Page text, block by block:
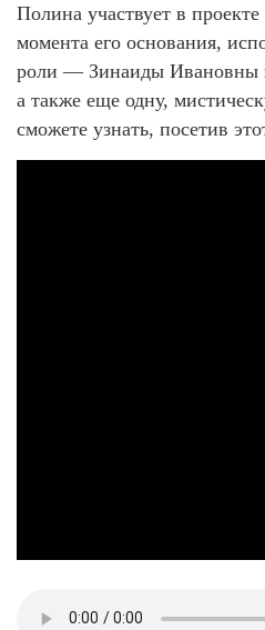
Полина участвует в
момента его основания,
роли — Зинаиды Ивановны
а также еще одну,
сможете узнать, посетив